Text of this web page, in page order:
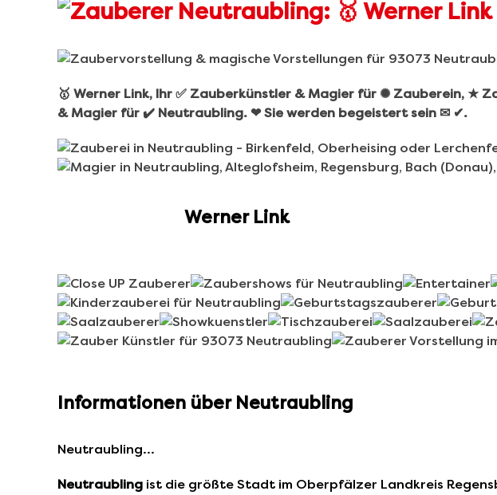
🥇 Werner Link, Ihr ✅ Zauberkünstler & Magier für ✺ Zauberein,
& Magier für ✔️ Neutraubling. ❤ Sie werden begeistert sein ✉ ✔.
Werner Link
Informationen über Neutraubling
Neutraubling…
Neutraubling ist die größte Stadt im Oberpfälzer Landkreis